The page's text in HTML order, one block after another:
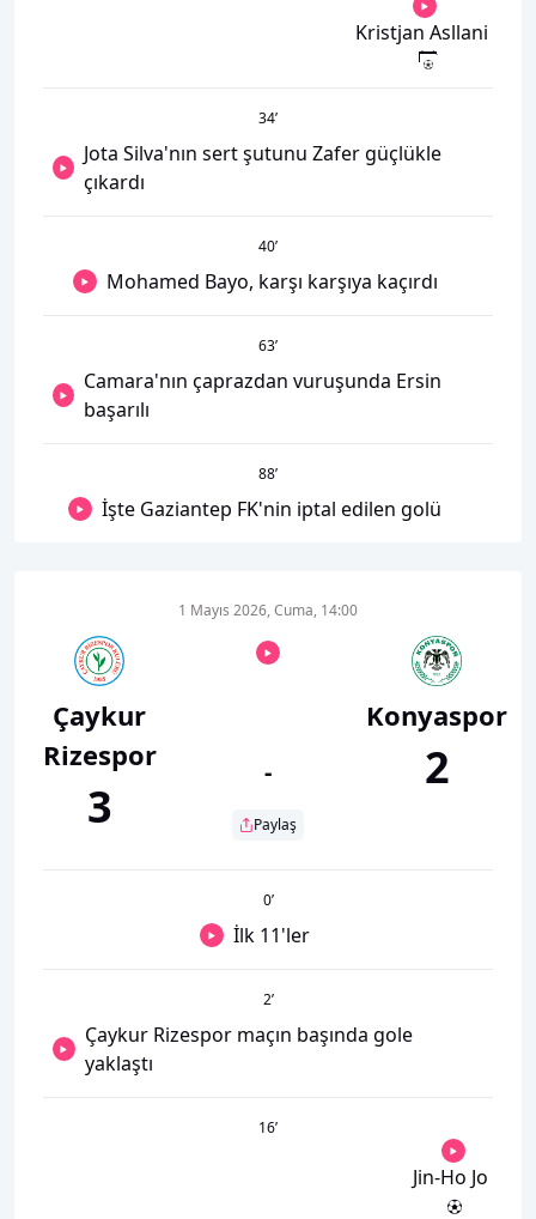
Kristjan Asllani
34’
Jota Silva'nın sert şutunu Zafer güçlükle
çıkardı
40’
Mohamed Bayo, karşı karşıya kaçırdı
63’
Camara'nın çaprazdan vuruşunda Ersin
başarılı
88’
İşte Gaziantep FK'nin iptal edilen golü
Çaykur
Rizespor
3
1 Mayıs 2026, Cuma, 14:00
-
Paylaş
Konyaspor
2
0’
İlk 11'ler
2’
Çaykur Rizespor maçın başında gole
yaklaştı
16’
Jin-Ho Jo